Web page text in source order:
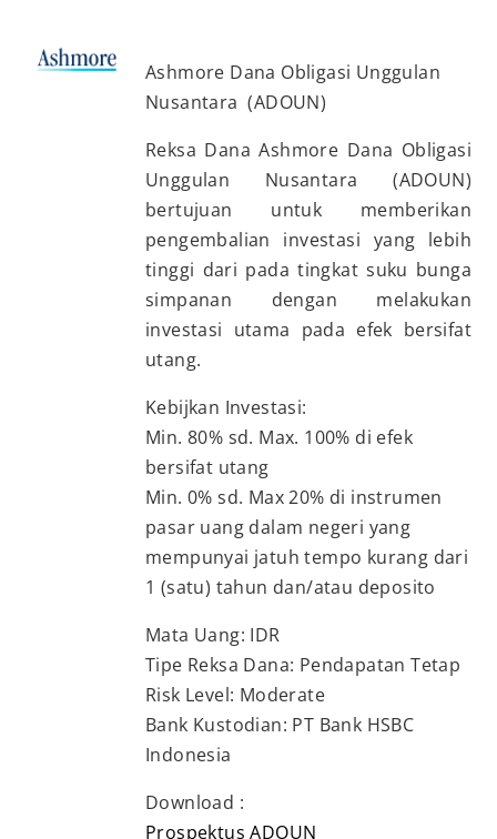
Ashmore Dana Obligasi Unggulan
Nusantara (ADOUN)
Reksa Dana Ashmore Dana Obligasi
Unggulan Nusantara (ADOUN)
bertujuan untuk memberikan
pengembalian investasi yang lebih
tinggi dari pada tingkat suku bunga
simpanan dengan melakukan
investasi utama pada efek bersifat
utang.
Kebijkan Investasi:
Min. 80% sd. Max. 100% di efek
bersifat utang
Min. 0% sd. Max 20% di instrumen
pasar uang dalam negeri yang
mempunyai jatuh tempo kurang dari
1 (satu) tahun dan/atau deposito
Mata Uang: IDR
Tipe Reksa Dana: Pendapatan Tetap
Risk Level: Moderate
Bank Kustodian: PT Bank HSBC
Indonesia
Download :
Prospektus ADOUN